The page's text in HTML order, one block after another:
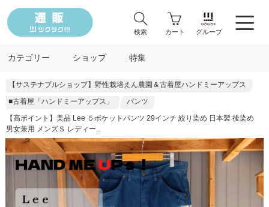
検索 カート グループ
カテゴリー ショップ 特集
【サステナブルショップ】野性栽培えん農園＆古着屋ハンドミーアップス
■古着屋「ハンドミーアップス」
パンツ
【高ポイント】美品 Lee ５ポケットパンツ 29インチ 絞り染め 日本製 後染め
男女兼用 メンズＳ レディー..